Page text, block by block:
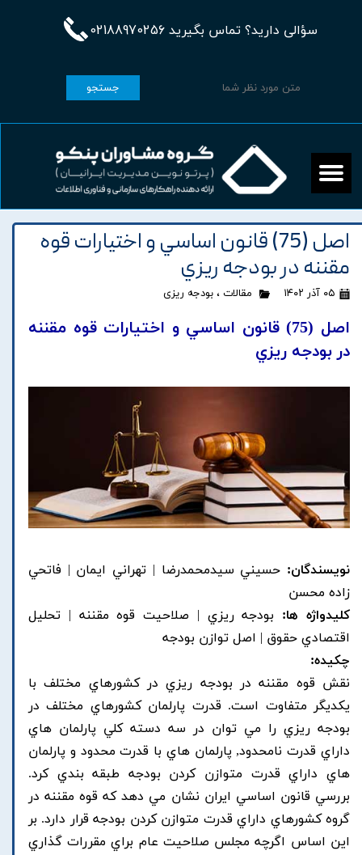
سؤالی دارید؟ تماس بگیرید 02188970256
جستجو
اصل (75) قانون اساسي و اختيارات قوه
مقننه در بودجه ريزي
۰۵ آذر ۱۴۰۲ مقالات ، بودجه ریزی
اصل (75) قانون اساسي و اختيارات قوه مقننه
در بودجه ريزي
نویسندگان: حسيني سيدمحمدرضا | تهراني ايمان | فاتحي
زاده محسن
کلیدواژه ها: بودجه ريزي | صلاحيت قوه مقننه | تحليل
اقتصادي حقوق | اصل توازن بودجه
چکیده:
نقش قوه مقننه در بودجه ريزي در کشورهاي مختلف با
يکديگر متفاوت است. قدرت پارلمان کشورهاي مختلف در
بودجه ريزي را مي توان در سه دسته کلي پارلمان هاي
داراي قدرت نامحدود, پارلمان هاي با قدرت محدود و پارلمان
هاي داراي قدرت متوازن کردن بودجه طبقه بندي کرد.
بررسي قانون اساسي ايران نشان مي دهد که قوه مقننه در
گروه کشورهاي داراي قدرت متوازن کردن بودجه قرار دارد. بر
اين اساس اگرچه مجلس صلاحيت عام براي مقررات گذاري